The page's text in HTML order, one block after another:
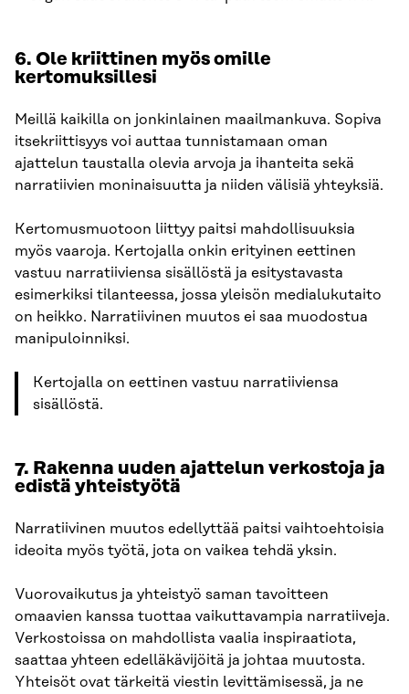
6. Ole kriittinen myös omille
kertomuksillesi
Meillä kaikilla on jonkinlainen maailmankuva. Sopiva
itsekriittisyys voi auttaa tunnistamaan oman
ajattelun taustalla olevia arvoja ja ihanteita sekä
narratiivien moninaisuutta ja niiden välisiä yhteyksiä.
Kertomusmuotoon liittyy paitsi mahdollisuuksia
myös vaaroja. Kertojalla onkin erityinen eettinen
vastuu narratiiviensa sisällöstä ja esitystavasta
esimerkiksi tilanteessa, jossa yleisön medialukutaito
on heikko. Narratiivinen muutos ei saa muodostua
manipuloinniksi.
Kertojalla on eettinen vastuu narratiiviensa
sisällöstä.
7. Rakenna uuden ajattelun verkostoja ja
edistä yhteistyötä
Narratiivinen muutos edellyttää paitsi vaihtoehtoisia
ideoita myös työtä, jota on vaikea tehdä yksin.
Vuorovaikutus ja yhteistyö saman tavoitteen
omaavien kanssa tuottaa vaikuttavampia narratiiveja.
Verkostoissa on mahdollista vaalia inspiraatiota,
saattaa yhteen edelläkävijöitä ja johtaa muutosta.
Yhteisöt ovat tärkeitä viestin levittämisessä, ja ne